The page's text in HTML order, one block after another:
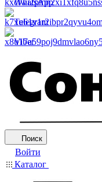
WhatsApp
Telegram
Viber
Поиск
Войти
Каталог